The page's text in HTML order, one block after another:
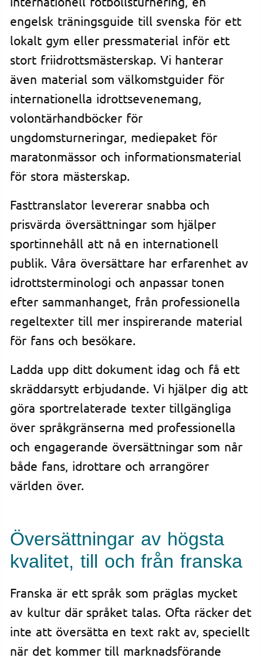
engelsk träningsguide till svenska för ett
lokalt gym eller pressmaterial inför ett
stort friidrottsmästerskap. Vi hanterar
även material som välkomstguider för
internationella idrottsevenemang,
volontärhandböcker för
ungdomsturneringar, mediepaket för
maratonmässor och informationsmaterial
för stora mästerskap.
Fasttranslator levererar snabba och
prisvärda översättningar som hjälper
sportinnehåll att nå en internationell
publik. Våra översättare har erfarenhet av
idrottsterminologi och anpassar tonen
efter sammanhanget, från professionella
regeltexter till mer inspirerande material
för fans och besökare.
Ladda upp ditt dokument idag och få ett
skräddarsytt erbjudande. Vi hjälper dig att
göra sportrelaterade texter tillgängliga
över språkgränserna med professionella
och engagerande översättningar som når
både fans, idrottare och arrangörer
världen över.
Översättningar av högsta
kvalitet, till och från franska
Franska är ett språk som präglas mycket
av kultur där språket talas. Ofta räcker det
inte att översätta en text rakt av, speciellt
när det kommer till marknadsförande